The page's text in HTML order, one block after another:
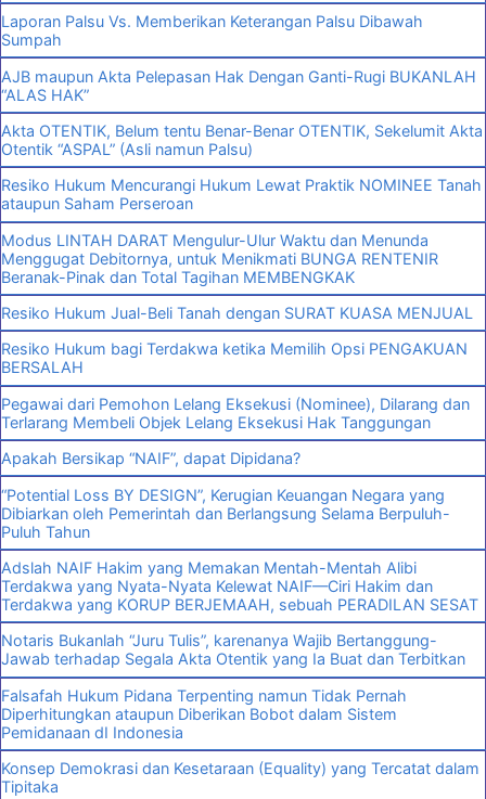
Laporan Palsu Vs. Memberikan Keterangan Palsu Dibawah
Sumpah
AJB maupun Akta Pelepasan Hak Dengan Ganti-Rugi BUKANLAH
“ALAS HAK”
Akta OTENTIK, Belum tentu Benar-Benar OTENTIK, Sekelumit Akta
Otentik “ASPAL” (Asli namun Palsu)
Resiko Hukum Mencurangi Hukum Lewat Praktik NOMINEE Tanah
ataupun Saham Perseroan
Modus LINTAH DARAT Mengulur-Ulur Waktu dan Menunda
Menggugat Debitornya, untuk Menikmati BUNGA RENTENIR
Beranak-Pinak dan Total Tagihan MEMBENGKAK
Resiko Hukum Jual-Beli Tanah dengan SURAT KUASA MENJUAL
Resiko Hukum bagi Terdakwa ketika Memilih Opsi PENGAKUAN
BERSALAH
Pegawai dari Pemohon Lelang Eksekusi (Nominee), Dilarang dan
Terlarang Membeli Objek Lelang Eksekusi Hak Tanggungan
Apakah Bersikap “NAIF”, dapat Dipidana?
“Potential Loss BY DESIGN”, Kerugian Keuangan Negara yang
Dibiarkan oleh Pemerintah dan Berlangsung Selama Berpuluh-
Puluh Tahun
Adslah NAIF Hakim yang Memakan Mentah-Mentah Alibi
Terdakwa yang Nyata-Nyata Kelewat NAIF—Ciri Hakim dan
Terdakwa yang KORUP BERJEMAAH, sebuah PERADILAN SESAT
Notaris Bukanlah “Juru Tulis”, karenanya Wajib Bertanggung-
Jawab terhadap Segala Akta Otentik yang Ia Buat dan Terbitkan
Falsafah Hukum Pidana Terpenting namun Tidak Pernah
Diperhitungkan ataupun Diberikan Bobot dalam Sistem
Pemidanaan dI Indonesia
Konsep Demokrasi dan Kesetaraan (Equality) yang Tercatat dalam
Tipitaka